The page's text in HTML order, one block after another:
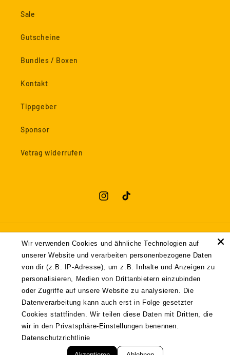
Sale
Gutscheine
Bundles / Boxen
Kontakt
Tippgeber
Sponsor
Vetrag widerrufen
InstagramTikTok
Land/Region
Deutschland | EUR €
Zahlungsmethoden
Datenschutzerklärung AGB Versand Kontaktinformationen
Wir verwenden Cookies und ähnliche Technologien auf
unserer Website und verarbeiten personenbezogene Daten
von dir (z.B. IP-Adresse), um z.B. Inhalte und Anzeigen zu
personalisieren, Medien von Drittanbietern einzubinden
oder Zugriffe auf unsere Website zu analysieren. Die
Datenverarbeitung kann auch erst in Folge gesetzter
Cookies stattfinden. Wir teilen diese Daten mit Dritten, die
wir in den Privatsphäre-Einstellungen benennen.
Datenschutzrichtlinie